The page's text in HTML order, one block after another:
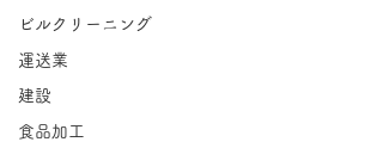
ビルクリーニング
運送業
建設
食品加工